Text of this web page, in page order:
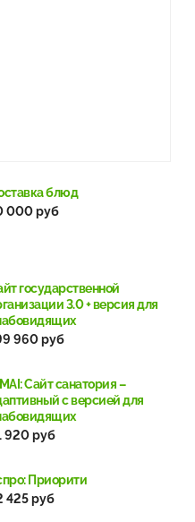
блюд
000 руб
государственной
3.0 + версия для
960 руб
Сайт санатория –
с версией для
920 руб
Приорити
425 руб